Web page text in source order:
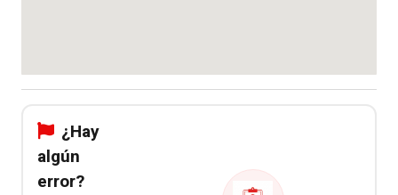
¿Hay
algún
error?